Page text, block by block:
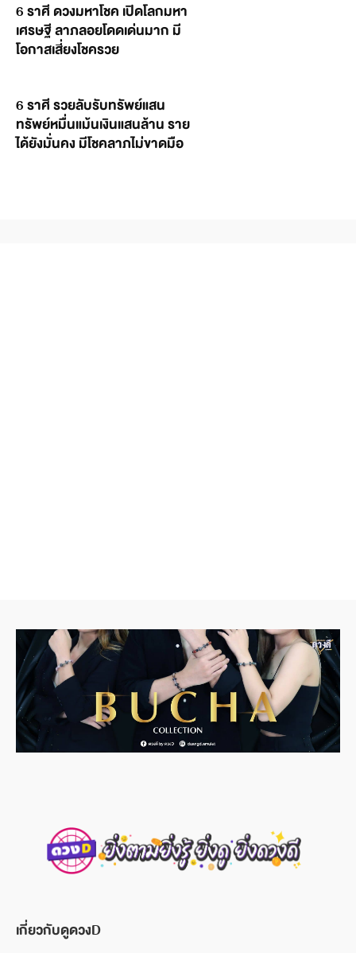
6 ราศี ดวงมหาโชค เปิดโลกมหา
เศรษฐี ลาภลอยโดดเด่นมาก มี
โอกาสเสี่ยงโชครวย
6 ราศี รวยลับรับทรัพย์แสน
ทรัพย์หมื่นแม้นเงินแสนล้าน ราย
ได้ยังมั่นคง มีโชคลาภไม่ขาดมือ
เกี่ยวกับดูดวงD